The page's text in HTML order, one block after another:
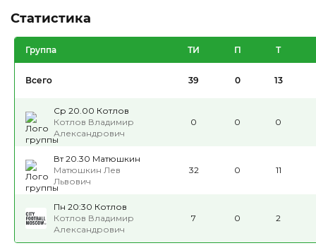
Статистика
Группа ТИ П Т
Всего 39 0 13
Ср 20.00 Котлов
Котлов Владимир
Александрович
0 0 0
Вт 20.30 Матюшкин
Матюшкин Лев
Львович
32 0 11
Пн 20:30 Котлов
Котлов Владимир
Александрович
7 0 2